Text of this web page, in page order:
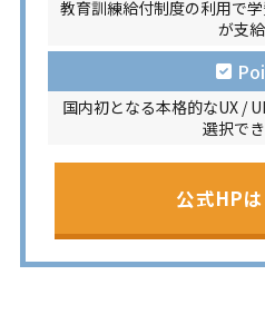
教育訓練給付制度の利用で
が支給
国内初となる本格的なUX /
選択でき
公式HP